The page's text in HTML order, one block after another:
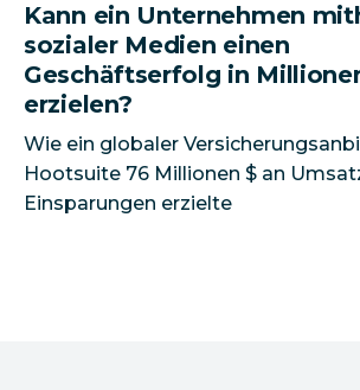
Kann ein Unternehmen
sozialer Medien einen
Geschäftserfolg in
erzielen?
Wie ein globaler
Hootsuite 76 Millionen $ an
Einsparungen erzielte